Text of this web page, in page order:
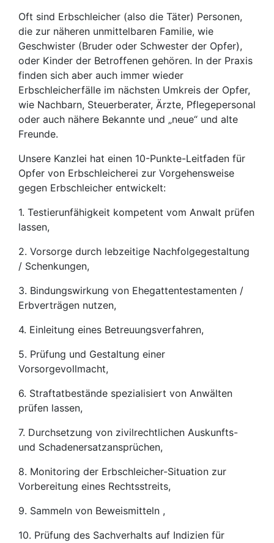
Oft sind Erbschleicher (also die Täter) Personen,
die zur näheren unmittelbaren Familie, wie
Geschwister (Bruder oder Schwester der Opfer),
oder Kinder der Betroffenen gehören. In der Praxis
finden sich aber auch immer wieder
Erbschleicherfälle im nächsten Umkreis der Opfer,
wie Nachbarn, Steuerberater, Ärzte, Pflegepersonal
oder auch nähere Bekannte und „neue“ und alte
Freunde.
Unsere Kanzlei hat einen 10-Punkte-Leitfaden für
Opfer von Erbschleicherei zur Vorgehensweise
gegen Erbschleicher entwickelt:
1. Testierunfähigkeit kompetent vom Anwalt prüfen
lassen,
2. Vorsorge durch lebzeitige Nachfolgegestaltung
/ Schenkungen,
3. Bindungswirkung von Ehegattentestamenten /
Erbverträgen nutzen,
4. Einleitung eines Betreuungsverfahren,
5. Prüfung und Gestaltung einer
Vorsorgevollmacht,
6. Straftatbestände spezialisiert von Anwälten
prüfen lassen,
7. Durchsetzung von zivilrechtlichen Auskunfts-
und Schadenersatzansprüchen,
8. Monitoring der Erbschleicher-Situation zur
Vorbereitung eines Rechtsstreits,
9. Sammeln von Beweismitteln ,
10. Prüfung des Sachverhalts auf Indizien für